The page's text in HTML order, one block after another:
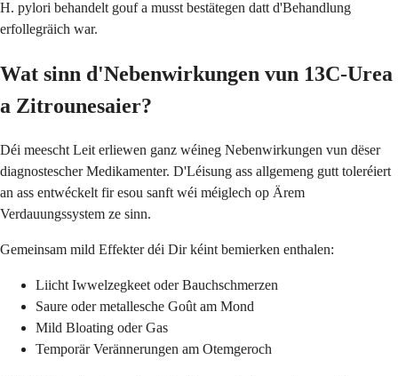
H. pylori behandelt gouf a musst bestätegen datt d'Behandlung
erfollegräich war.
Wat sinn d'Nebenwirkungen vun 13C-Urea
a Zitrounesaier?
Déi meescht Leit erliewen ganz wéineg Nebenwirkungen vun dëser
diagnostescher Medikamenter. D'Léisung ass allgemeng gutt toleréiert
an ass entwéckelt fir esou sanft wéi méiglech op Ärem
Verdauungssystem ze sinn.
Gemeinsam mild Effekter déi Dir kéint bemierken enthalen:
Liicht Iwwelzegkeet oder Bauchschmerzen
Saure oder metallesche Goût am Mond
Mild Bloating oder Gas
Temporär Verännerungen am Otemgeroch